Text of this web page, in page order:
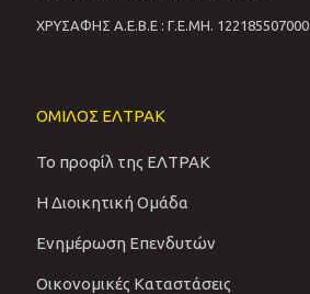
ΧΡΥΣΑΦΗΣ Α.Ε.Β.Ε : Γ.Ε.ΜΗ. 122185507000
ΟΜΙΛΟΣ ΕΛΤΡΑΚ
Το προφίλ της ΕΛΤΡΑΚ
Η Διοικητική Ομάδα
Ενημέρωση Επενδυτών
Οικονομικές Καταστάσεις